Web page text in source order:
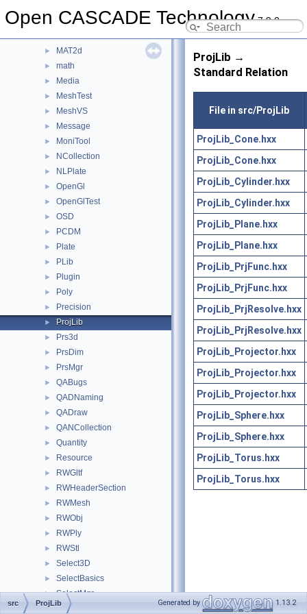
Open CASCADE Technology7.9.0
LProp3d
► MAT2d
► math
► Media
► MeshTest
► MeshVS
► Message
► MoniTool
► NCollection
► NLPlate
► OpenGl
► OpenGlTest
► OSD
► PCDM
► Plate
► PLib
► Plugin
► Poly
► Precision
► ProjLib
► Prs3d
► PrsDim
► PrsMgr
► QABugs
► QADNaming
► QADraw
► QANCollection
► Quantity
► Resource
► RWGltf
► RWHeaderSection
► RWMesh
► RWObj
► RWPly
► RWStl
► Select3D
► SelectBasics
► SelectMgr
► ShapeAlgo
ProjLib →
Standard Relation
File in src/ProjLib
ProjLib_Cone.hxx
ProjLib_Cone.hxx
ProjLib_Cylinder.hxx
ProjLib_Cylinder.hxx
ProjLib_Plane.hxx
ProjLib_Plane.hxx
ProjLib_PrjFunc.hxx
ProjLib_PrjFunc.hxx
ProjLib_PrjResolve.hxx
ProjLib_PrjResolve.hxx
ProjLib_Projector.hxx
ProjLib_Projector.hxx
ProjLib_Projector.hxx
ProjLib_Sphere.hxx
ProjLib_Sphere.hxx
ProjLib_Torus.hxx
ProjLib_Torus.hxx
src ProjLib Generated by 1.13.2